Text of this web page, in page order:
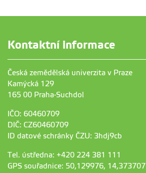
Kontaktní informace
Česká zemědělská univerzita v Praze
Kamýcká 129
165 00 Praha-Suchdol
IČO: 60460709
DIČ: CZ60460709
ID datové schránky ČZU: 3hdj9cb
Tel. ústředna: +420 224 381 111
GPS souřadnice: 50,129976, 14,373707